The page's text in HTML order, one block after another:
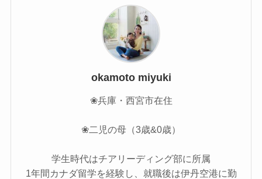
okamoto miyuki
❀兵庫・西宮市在住
❀二児の母（3歳&0歳）
学生時代はチアリーディング部に所属
1年間カナダ留学を経験し、就職後は伊丹空港に勤